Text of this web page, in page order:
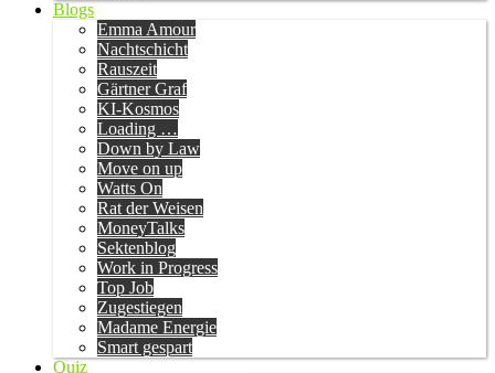
Blogs
Emma Amour
Nachtschicht
Rauszeit
Gärtner Graf
KI-Kosmos
Loading …
Down by Law
Move on up
Watts On
Rat der Weisen
MoneyTalks
Sektenblog
Work in Progress
Top Job
Zugestiegen
Madame Energie
Smart gespart
Quiz